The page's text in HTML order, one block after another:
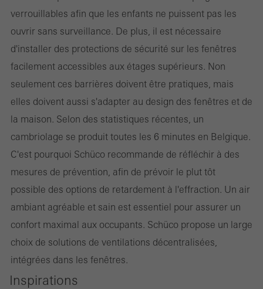
verrouillables afin que les enfants ne puissent pas les
ouvrir sans surveillance. De plus, il est nécessaire
d'installer des protections de sécurité sur les fenêtres
facilement accessibles aux étages supérieurs. Non
seulement ces barrières doivent être pratiques, mais
elles doivent aussi s'adapter au design des fenêtres et de
la maison. Selon des statistiques récentes, un
cambriolage se produit toutes les 6 minutes en Belgique.
C'est pourquoi Schüco recommande de réfléchir à des
mesures de prévention, afin de prévoir le plut tôt
possible des options de retardement à l'effraction. Un air
ambiant agréable et sain est essentiel pour assurer un
confort maximal aux occupants. Schüco propose un large
choix de solutions de ventilations décentralisées,
intégrées dans les fenêtres.
Inspirations
peuvent pas être désactivés
Les cookies sont techniquement nécessaires au bon
fonctionnement des sites web Schüco et ne peuvent pas être
désactivés. Sans ces cookies, certaines parties des pages web
ou des services souhaités ne peuvent pas être mis à disposition.
Statistiques / Cookies d´analyse
Ces cookies sont utilisés à des fins statistiques pour analyser l
´utilisation du site web et pour optimiser l´offre, par exemple en
évaluant les campagnes qui ont été menées. Ces cookies sont
utilisés pour améliorer la fonctionnalité du site web et donc l
´expérience de l´utilisateur. Ils recueillent des informations sur l
´utilisation du site web, le nombre de visites, le temps moyen
passé sur le site, les pages consultées.